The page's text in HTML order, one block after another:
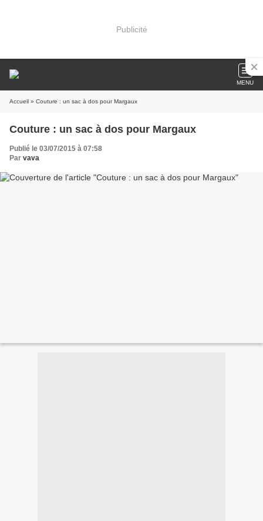
Publicité
MENU
Accueil » Couture : un sac à dos pour Margaux
Couture : un sac à dos pour Margaux
Publié le 03/07/2015 à 07:58
Par vava